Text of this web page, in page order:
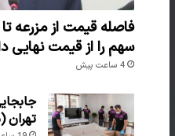
فاصله قیمت از مزرعه
سهم را از قیمت نهایی
4 ساعت پیش
تهران